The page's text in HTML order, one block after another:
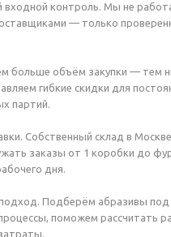
входной контроль. Мы не
— только
больше объём закупки — тем
гибкие скидки для
партий.
Собственный склад в
заказы от 1 коробки до
дня.
Подберём абразивы
поможем рассчитать